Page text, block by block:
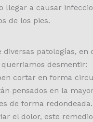
a causar
de los pies.
patologías, en
desmentir:
cortar en forma
pensados en la
de forma redondeada.
el dolor, este